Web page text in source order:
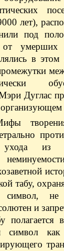
лет),
под
умерших
в
Дуглас
ухода из
табу,
символ,
и
символ как